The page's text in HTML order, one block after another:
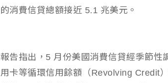
的消費信貸總額接近 5.1 兆美元。
報告指出，5 月份美國消費信貸經季節
用卡等循環信用餘額（Revolving Credit